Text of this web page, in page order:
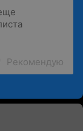
Рекомендую